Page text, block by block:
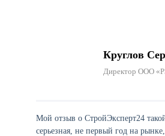
Круглов
Директор ООО
Мой отзыв о СтройЭксперт24
серьезная, не первый год на рынке,